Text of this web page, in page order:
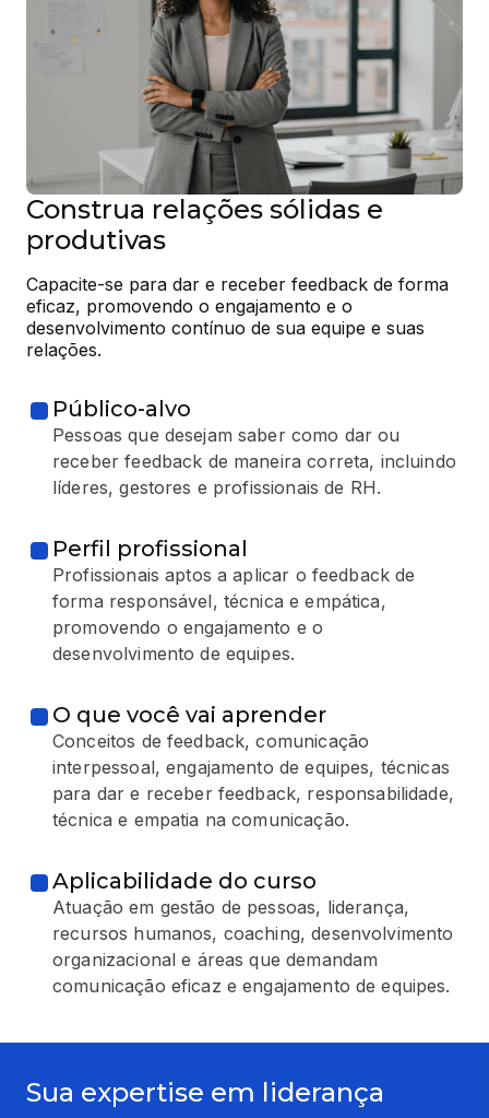
Construa relações sólidas e
produtivas
Capacite-se para dar e receber feedback de forma
eficaz, promovendo o engajamento e o
desenvolvimento contínuo de sua equipe e suas
relações.
Público-alvo
Pessoas que desejam saber como dar ou
receber feedback de maneira correta, incluindo
líderes, gestores e profissionais de RH.
Perfil profissional
Profissionais aptos a aplicar o feedback de
forma responsável, técnica e empática,
promovendo o engajamento e o
desenvolvimento de equipes.
O que você vai aprender
Conceitos de feedback, comunicação
interpessoal, engajamento de equipes, técnicas
para dar e receber feedback, responsabilidade,
técnica e empatia na comunicação.
Aplicabilidade do curso
Atuação em gestão de pessoas, liderança,
recursos humanos, coaching, desenvolvimento
organizacional e áreas que demandam
comunicação eficaz e engajamento de equipes.
Sua expertise em liderança